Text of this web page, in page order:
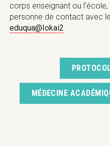
corps enseignant ou
personne de contact avec
eduqua@Iokai2
MÉDECINE